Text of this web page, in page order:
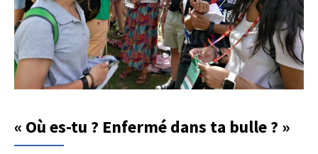
« Où es-tu ? Enfermé dans ta bulle ? »